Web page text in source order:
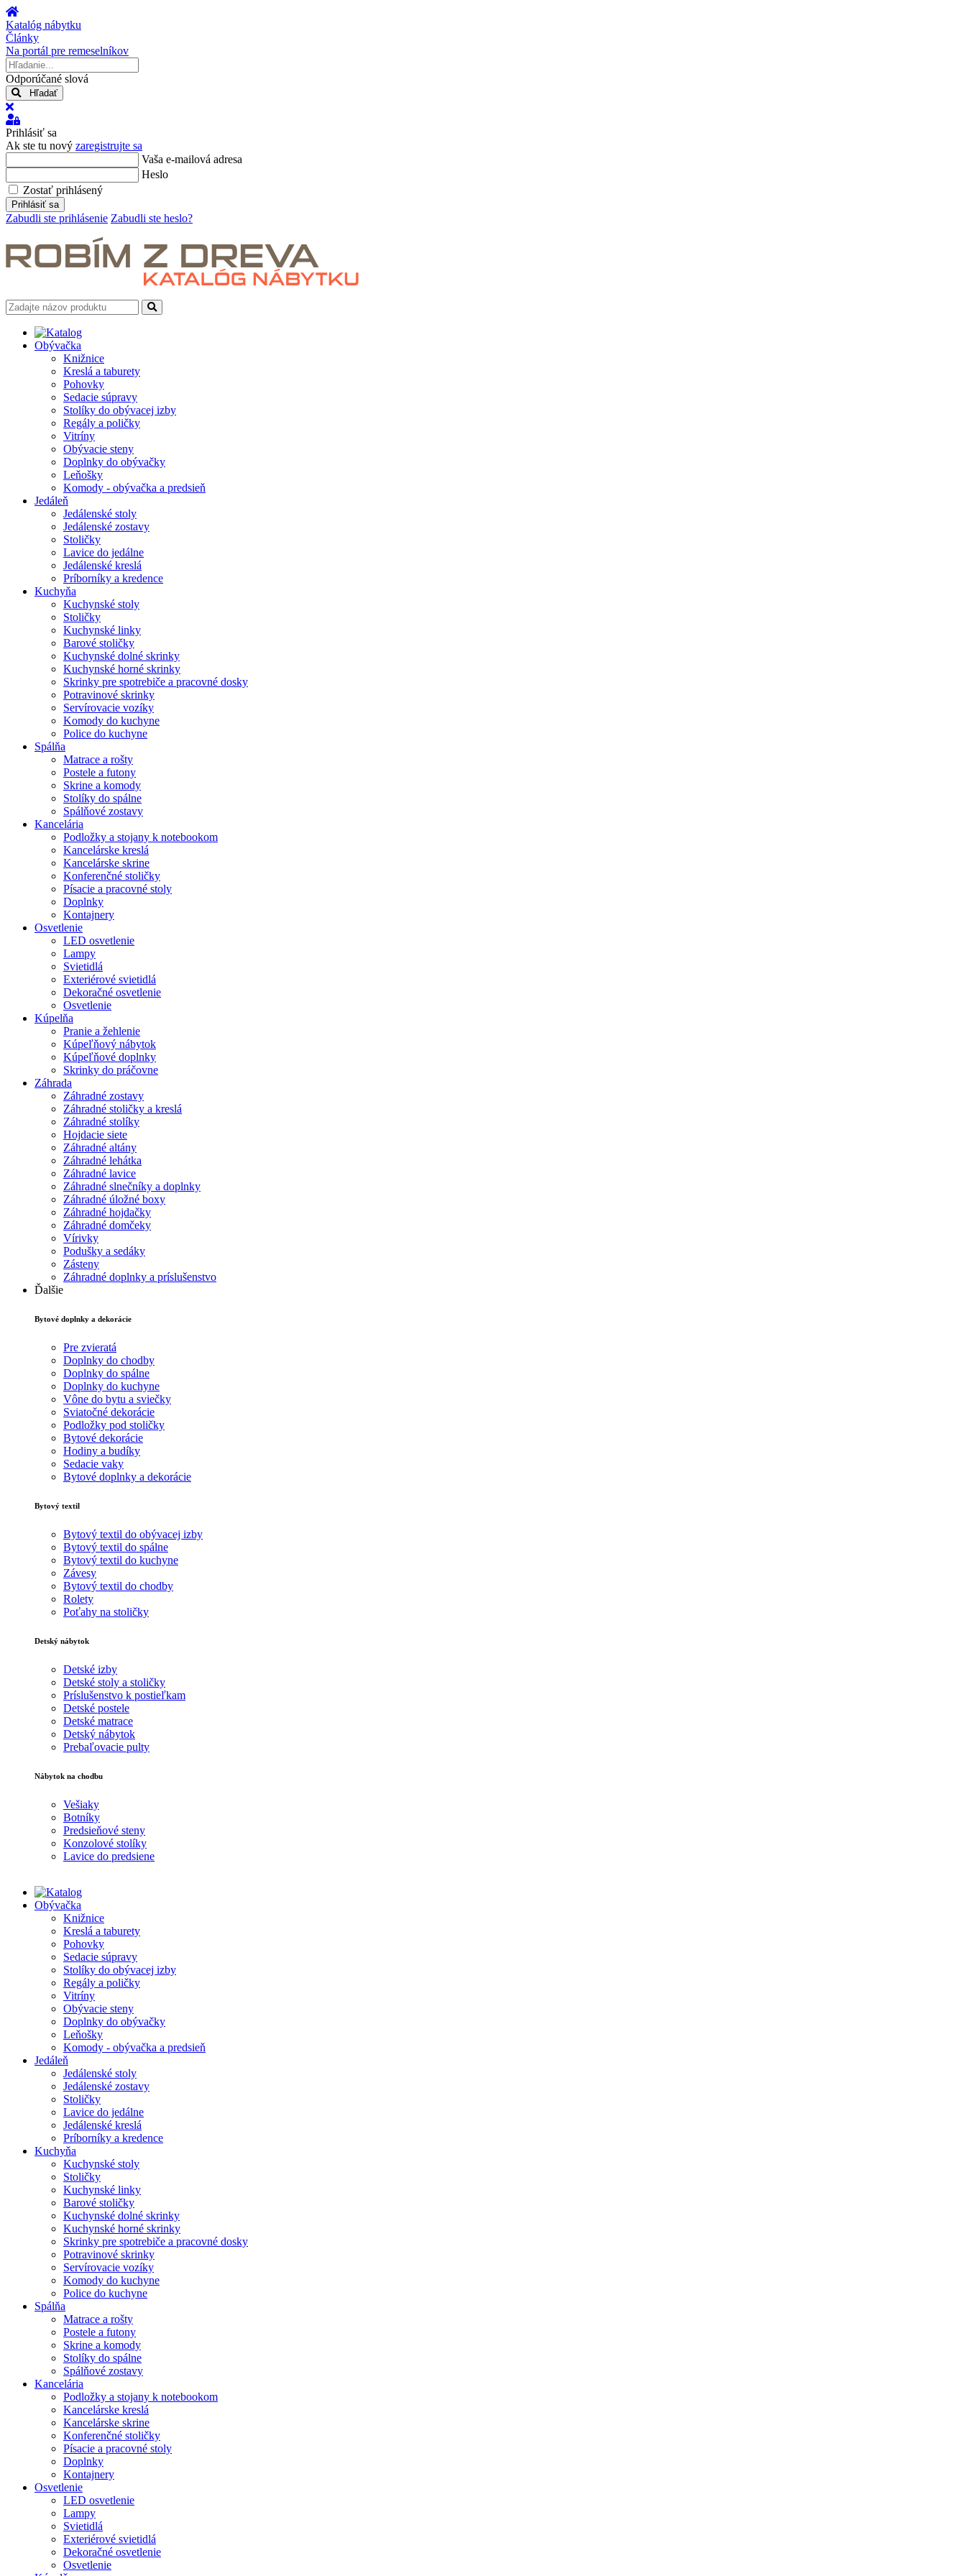
Úvod
Katalóg nábytku
Články
Na portál pre remeselníkov
Hľadanie...
Odporúčané slová
Hľadať
x
Prihlásiť
sa
Prihlásiť sa
Ak ste tu nový zaregistrujte sa
Vaša e-mailová adresa
Heslo
Zostať prihlásený
Prihlásiť sa
Zabudli ste prihlásenie Zabudli ste heslo?
Obývačka
Knižnice
Kreslá a taburety
Pohovky
Sedacie súpravy
Stolíky do obývacej izby
Regály a poličky
Vitríny
Obývacie steny
Doplnky do obývačky
Leňošky
Komody - obývačka a predsieň
Jedáleň
Jedálenské stoly
Jedálenské zostavy
Stoličky
Lavice do jedálne
Jedálenské kreslá
Príborníky a kredence
Kuchyňa
Kuchynské stoly
Stoličky
Kuchynské linky
Barové stoličky
Kuchynské dolné skrinky
Kuchynské horné skrinky
Skrinky pre spotrebiče a pracovné dosky
Potravinové skrinky
Servírovacie vozíky
Komody do kuchyne
Police do kuchyne
Spálňa
Matrace a rošty
Postele a futony
Skrine a komody
Stolíky do spálne
Spálňové zostavy
Kancelária
Podložky a stojany k notebookom
Kancelárske kreslá
Kancelárske skrine
Konferenčné stoličky
Písacie a pracovné stoly
Doplnky
Kontajnery
Osvetlenie
LED osvetlenie
Lampy
Svietidlá
Exteriérové svietidlá
Dekoračné osvetlenie
Osvetlenie
Kúpelňa
Pranie a žehlenie
Kúpeľňový nábytok
Kúpeľňové doplnky
Skrinky do práčovne
Záhrada
Záhradné zostavy
Záhradné stoličky a kreslá
Záhradné stolíky
Hojdacie siete
Záhradné altány
Záhradné lehátka
Záhradné lavice
Záhradné slnečníky a doplnky
Záhradné úložné boxy
Záhradné hojdačky
Záhradné domčeky
Vírivky
Podušky a sedáky
Zásteny
Záhradné doplnky a príslušenstvo
Ďalšie
Bytové doplnky a dekorácie
Pre zvieratá
Doplnky do chodby
Doplnky do spálne
Doplnky do kuchyne
Vône do bytu a sviečky
Sviatočné dekorácie
Podložky pod stoličky
Bytové dekorácie
Hodiny a budíky
Sedacie vaky
Bytové doplnky a dekorácie
Bytový textil
Bytový textil do obývacej izby
Bytový textil do spálne
Bytový textil do kuchyne
Závesy
Bytový textil do chodby
Rolety
Poťahy na stoličky
Detský nábytok
Detské izby
Detské stoly a stoličky
Príslušenstvo k postieľkam
Detské postele
Detské matrace
Detský nábytok
Prebaľovacie pulty
Nábytok na chodbu
Vešiaky
Botníky
Predsieňové steny
Konzolové stolíky
Lavice do predsiene
Obývačka
Knižnice
Kreslá a taburety
Pohovky
Sedacie súpravy
Stolíky do obývacej izby
Regály a poličky
Vitríny
Obývacie steny
Doplnky do obývačky
Leňošky
Komody - obývačka a predsieň
Jedáleň
Jedálenské stoly
Jedálenské zostavy
Stoličky
Lavice do jedálne
Jedálenské kreslá
Príborníky a kredence
Kuchyňa
Kuchynské stoly
Stoličky
Kuchynské linky
Barové stoličky
Kuchynské dolné skrinky
Kuchynské horné skrinky
Skrinky pre spotrebiče a pracovné dosky
Potravinové skrinky
Servírovacie vozíky
Komody do kuchyne
Police do kuchyne
Spálňa
Matrace a rošty
Postele a futony
Skrine a komody
Stolíky do spálne
Spálňové zostavy
Kancelária
Podložky a stojany k notebookom
Kancelárske kreslá
Kancelárske skrine
Konferenčné stoličky
Písacie a pracovné stoly
Doplnky
Kontajnery
Osvetlenie
LED osvetlenie
Lampy
Svietidlá
Exteriérové svietidlá
Dekoračné osvetlenie
Osvetlenie